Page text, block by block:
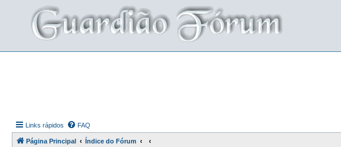
Links rápidos FAQ
Página Principal
Índice do Fórum